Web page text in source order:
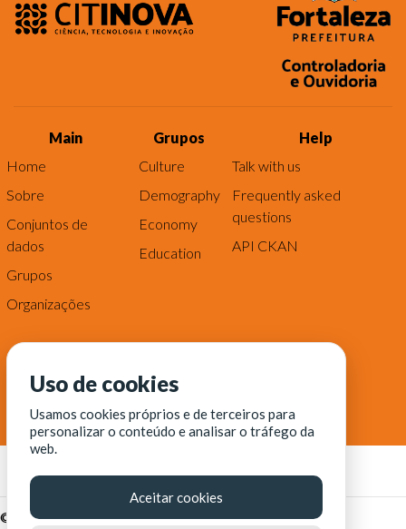
Main
Home
Sobre
Conjuntos de
dados
Grupos
Organizações
Grupos
Culture
Demography
Economy
Education
Help
Talk with us
Frequently asked
questions
API CKAN
© Fortaleza Digital || CITINOVA - Fundação de Ciência,
Uso de cookies
Usamos cookies próprios e de terceiros para
personalizar o conteúdo e analisar o tráfego da
web.
Aceitar cookies